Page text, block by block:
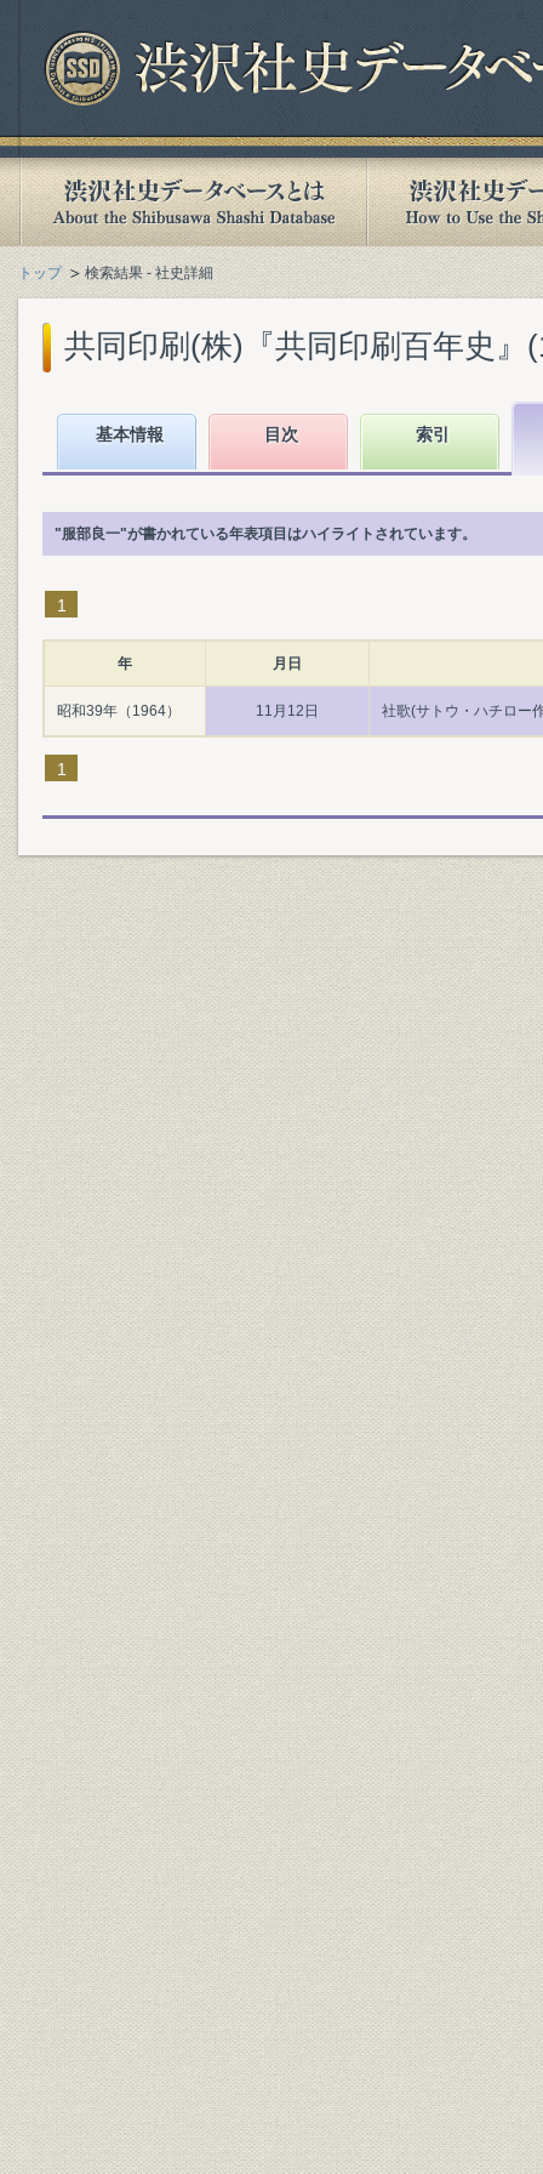
トップ 検索結果 - 社史詳細
共同印刷(株)『共同印刷百年史』
基本情報 目次 索引
"服部良一"が書かれている年表項目はハイライトされています。
1
年 月日
昭和39年（1964） 11月12日 社歌(サトウ・ハチロー
1